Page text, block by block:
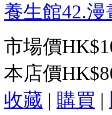
養生館42.
市場價
本店價
收藏 | 購買 |